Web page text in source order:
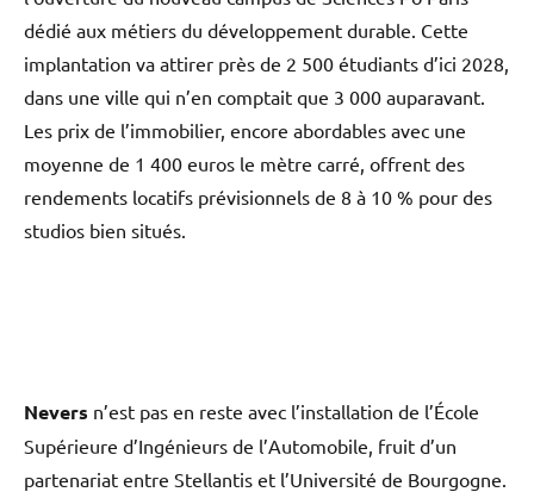
dédié aux métiers du développement durable. Cette
implantation va attirer près de 2 500 étudiants d’ici 2028,
dans une ville qui n’en comptait que 3 000 auparavant.
Les prix de l’immobilier, encore abordables avec une
moyenne de 1 400 euros le mètre carré, offrent des
rendements locatifs prévisionnels de 8 à 10 % pour des
studios bien situés.
Nevers n’est pas en reste avec l’installation de l’École
Supérieure d’Ingénieurs de l’Automobile, fruit d’un
partenariat entre Stellantis et l’Université de Bourgogne.